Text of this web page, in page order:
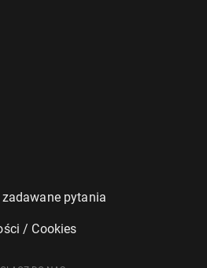
zadawane pytania
/ Cookies